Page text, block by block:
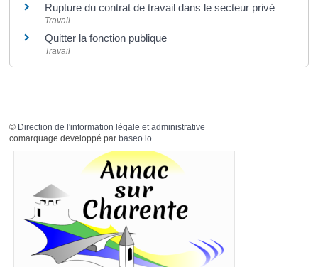
Rupture du contrat de travail dans le secteur privé
Travail
Quitter la fonction publique
Travail
© Direction de l'information légale et administrative
comarquage developpé par baseo.io